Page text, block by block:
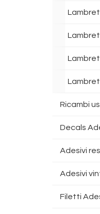
Ricambi
Decals
Adesivi
Adesivi
Filetti